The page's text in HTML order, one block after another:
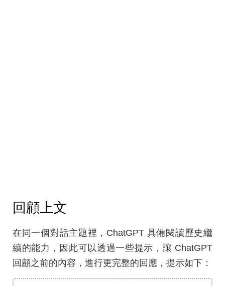
回顧上文
在同一個對話主題裡，ChatGPT 具備閱讀歷史繼
續的能力，因此可以透過一些提示，讓 ChatGPT
回顧之前的內容，進行更完整的回應，提示如下：